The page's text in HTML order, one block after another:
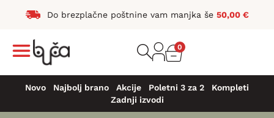
Do brezplačne poštnine vam manjka še 50,00 €
0
Novo Najbolj brano Akcije Poletni 3 za 2
Kompleti
Zadnji izvodi